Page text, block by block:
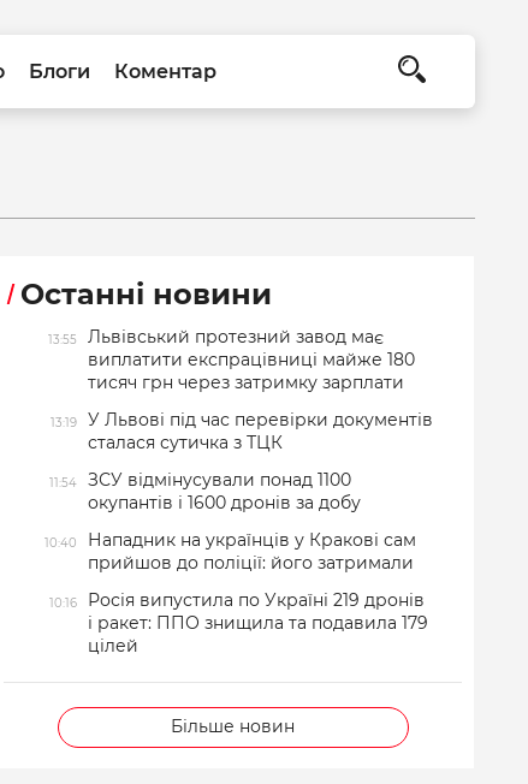
Блоги Коментар
Останні новини
13:55
Львівський протезний завод має
виплатити експрацівниці майже 180
тисяч грн через затримку зарплати
13:19
У Львові під час перевірки документів
сталася сутичка з ТЦК
11:54
ЗСУ відмінусували понад 1100
окупантів і 1600 дронів за добу
10:40
Нападник на українців у Кракові сам
прийшов до поліції: його затримали
10:16
Росія випустила по Україні 219 дронів
і ракет: ППО знищила та подавила 179
цілей
Більше новин